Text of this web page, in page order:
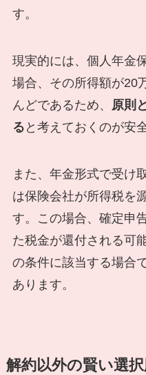
す。
現実的には、個人年金
場合、その所得額が20
んどであるため、 原則
る と考えておくのが安
また、年金形式で受け
は保険会社が所得税を
す。この場合、確定申
た税金が還付される可
の条件に該当する場合
あります。
解約以外の賢い選